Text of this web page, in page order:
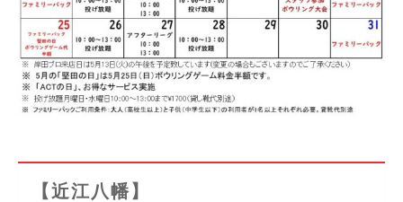
【近江八幡】